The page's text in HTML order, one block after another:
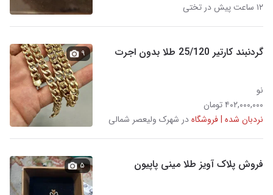
۱۲ ساعت پیش در تختی
گردنبند کارتیر 25/120 طلا بدون اجرت
نو
۴۰۲,۰۰۰,۰۰۰ تومان
نردبان شده | فروشگاهدر شهرک ولیعصر شمالی
۹
فروش پلاک آویز طلا مینی پاپیون ۵